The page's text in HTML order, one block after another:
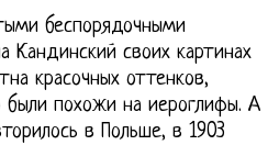
беспорядочными
Кандинский своих картинах
красочных оттенков,
похожи на иероглифы. А
в Польше, в 1903